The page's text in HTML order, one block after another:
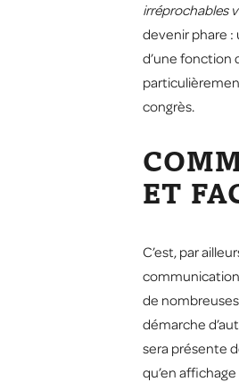
irréprochables
devenir phare :
d’une fonction
congrès.
ET
C’est, par
de
démarche
sera présente
qu’en